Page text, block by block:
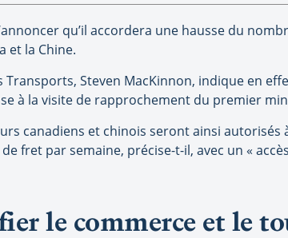
qu’il accordera une hausse du
et la Chine.
Transports, Steven MacKinnon, indique en
à la visite de rapprochement du premier
canadiens et chinois seront ainsi
de fret par semaine, précise-t-il, avec un «
le commerce et le